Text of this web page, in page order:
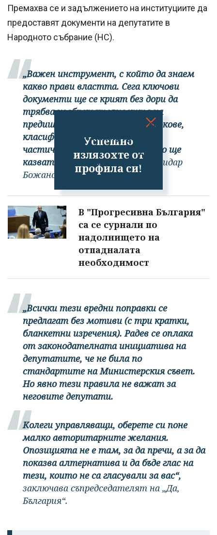
Успешно
излязохте от
профила си!
Премахва се и задължението на институциите да
предоставят документи на депутатите в
Народното събрание (НС).
„Важен инструмент, с който да знаем
какво прави властта. Сега ключови
документи ще се крият без дори да
трябва изобретателността на
предишните - неспазване на срокове,
класифициране на информация,
частични отговори. Сега просто ще
казват "няма пък", посочва Божидар
Божанов.
В "Прогресивна България"
са се сурнали по
надолнището на
отпадналата
необходимост
„Всички тези вредни поправки се
предлагат без мотиви (с три кратки,
бланкетни изречения). Радев се оплака
от законодателната инициатива на
депутатите, че не била по
стандартите на Министерския съвет.
Но явно тези правила не важат за
неговите депутати.
Колеги управляващи, оберете си поне
малко авторитарните желания.
Опозицията не е там, за да пречи, а за да
показва алтернатива и да бъде глас на
тези, които не са гласували за вас“,
заключава съпредседателят на „Да,
България“.